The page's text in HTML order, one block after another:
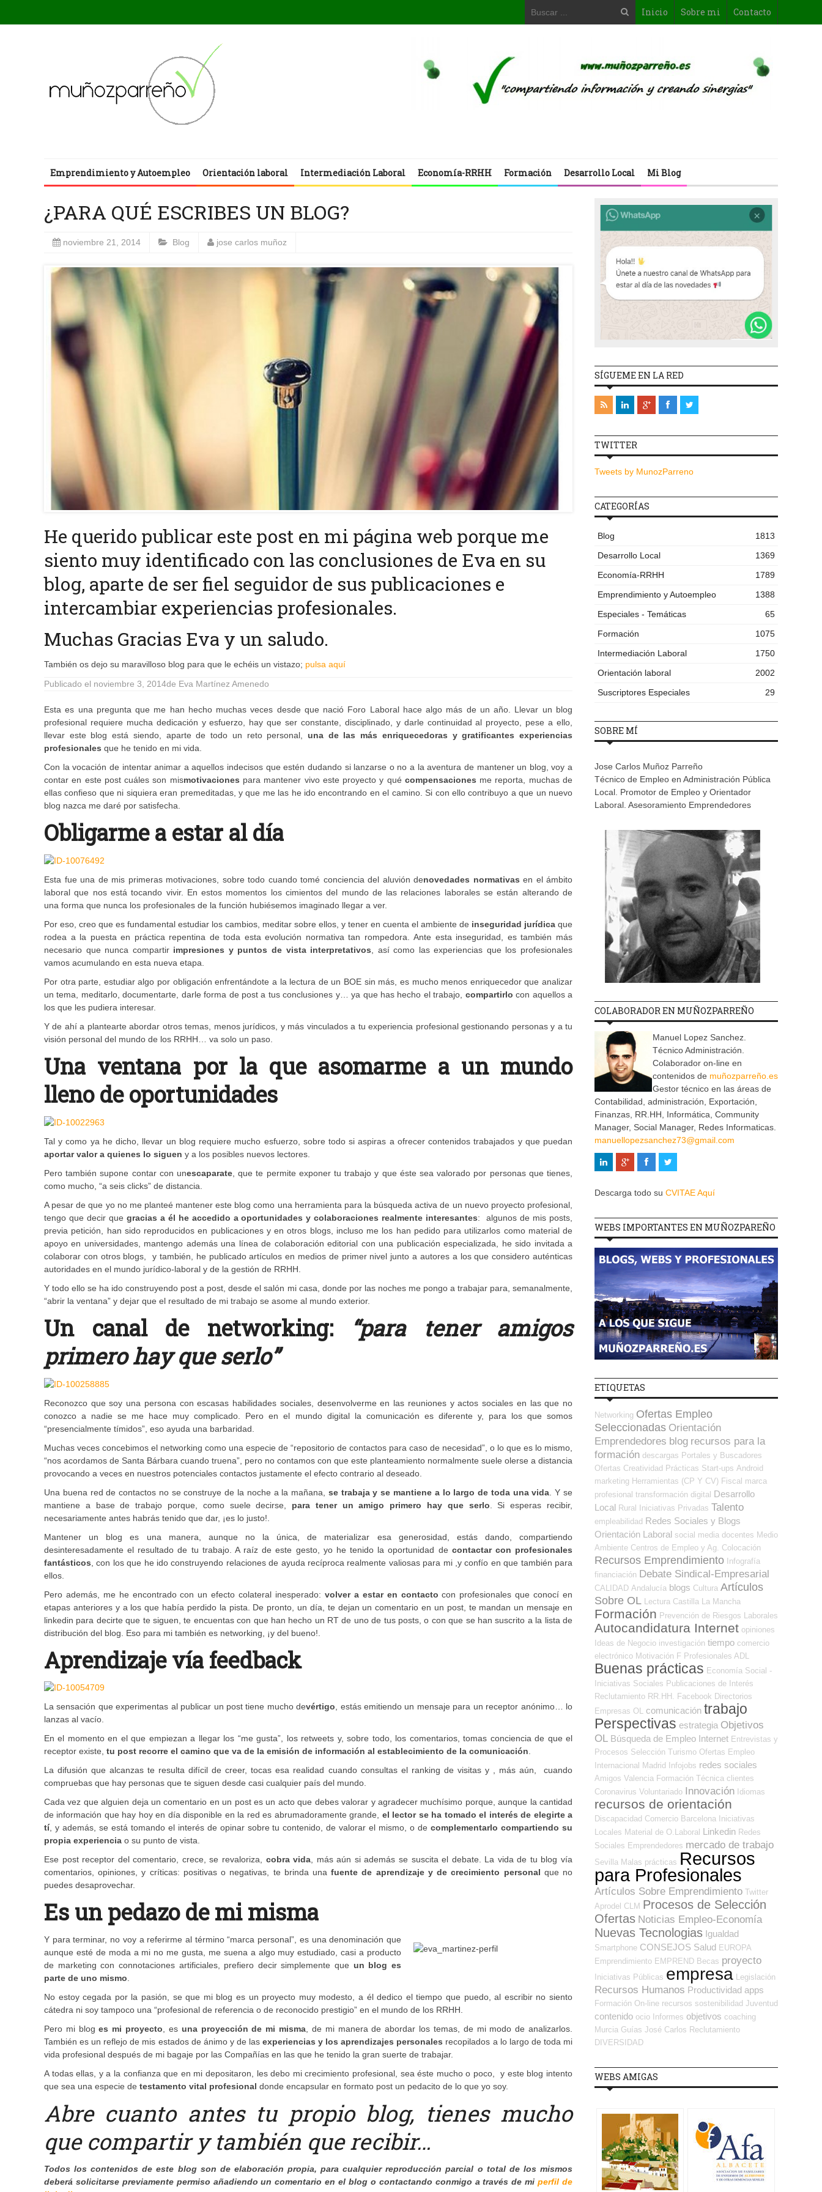
Inicio Sobre mi Contacto
Emprendimiento y Autoempleo Orientación laboral Intermediación Laboral Economía-RRHH Formación Desarrollo Local Mi Blog
¿PARA QUÉ ESCRIBES UN BLOG?
noviembre 21, 2014 Blog jose carlos muñoz
He querido publicar este post en mi página web porque me
siento muy identificado con las conclusiones de Eva en su
blog, aparte de ser fiel seguidor de sus publicaciones e
intercambiar experiencias profesionales.
Muchas Gracias Eva y un saludo.
También os dejo su maravilloso blog para que le echéis un vistazo; pulsa aquí
Publicado el noviembre 3, 2014de Eva Martínez Amenedo
Esta es una pregunta que me han hecho muchas veces desde que nació Foro Laboral hace algo más de un año. Llevar un blog
profesional requiere mucha dedicación y esfuerzo, hay que ser constante, disciplinado, y darle continuidad al proyecto, pese a ello,
llevar este blog está siendo, aparte de todo un reto personal, una de las más enriquecedoras y gratificantes experiencias
profesionales que he tenido en mi vida.
Con la vocación de intentar animar a aquellos indecisos que estén dudando si lanzarse o no a la aventura de mantener un blog, voy a
contar en este post cuáles son mismotivaciones para mantener vivo este proyecto y qué compensaciones me reporta, muchas de
ellas confieso que ni siquiera eran premeditadas, y que me las he ido encontrando en el camino. Si con ello contribuyo a que un nuevo
blog nazca me daré por satisfecha.
Obligarme a estar al día
Esta fue una de mis primeras motivaciones, sobre todo cuando tomé conciencia del aluvión denovedades normativas en el ámbito
laboral que nos está tocando vivir. En estos momentos los cimientos del mundo de las relaciones laborales se están alterando de
una forma que nunca los profesionales de la función hubiésemos imaginado llegar a ver.
Por eso, creo que es fundamental estudiar los cambios, meditar sobre ellos, y tener en cuenta el ambiente de inseguridad jurídica que
rodea a la puesta en práctica repentina de toda esta evolución normativa tan rompedora. Ante esta inseguridad, es también más
necesario que nunca compartirimpresiones y puntos de vista interpretativos , así como las experiencias que los profesionales
vamos acumulando en esta nueva etapa.
Por otra parte, estudiar algo por obligación enfrentándote a la lectura de un BOE sin más, es mucho menos enriquecedor que analizar
un tema, meditarlo, documentarte, darle forma de post a tus conclusiones y… ya que has hecho el trabajo, compartirlo con aquellos a
los que les pudiera interesar.
Y de ahí a plantearte abordar otros temas, menos jurídicos, y más vinculados a tu experiencia profesional gestionando personas y a tu
visión personal del mundo de los RRHH… va solo un paso.
Una ventana por la que asomarme a un mundo
lleno de oportunidades
Tal y como ya he dicho, llevar un blog requiere mucho esfuerzo, sobre todo si aspiras a ofrecer contenidos trabajados y que puedan
aportar valor a quienes lo siguen y a los posibles nuevos lectores.
Pero también supone contar con unescaparate , que te permite exponer tu trabajo y que éste sea valorado por personas que tienes,
como mucho, “a seis clicks” de distancia.
A pesar de que yo no me planteé mantener este blog como una herramienta para la búsqueda activa de un nuevo proyecto profesional,
tengo que decir que gracias a él he accedido a oportunidades y colaboraciones realmente interesantes: algunos de mis posts,
previa petición, han sido reproducidos en publicaciones y en otros blogs, incluso me los han pedido para utilizarlos como material de
apoyo en universidades, mantengo además una línea de colaboración editorial con una publicación especializada, he sido invitada a
colaborar con otros blogs, y también, he publicado artículos en medios de primer nivel junto a autores a los que considero auténticas
autoridades en el mundo jurídico-laboral y de la gestión de RRHH.
Y todo ello se ha ido construyendo post a post, desde el salón mi casa, donde por las noches me pongo a trabajar para, semanalmente,
“abrir la ventana” y dejar que el resultado de mi trabajo se asome al mundo exterior.
Un canal de networking:
“para tener amigos
primero hay que serlo”
Reconozco que soy una persona con escasas habilidades sociales, desenvolverme en las reuniones y actos sociales en las que no
conozco a nadie se me hace muy complicado. Pero en el mundo digital la comunicación es diferente y, para los que somos
“presencialmente tímidos”, eso ayuda una barbaridad.
Muchas veces concebimos el networking como una especie de “repositorio de contactos para caso de necesidad”, o lo que es lo mismo,
“nos acordamos de Santa Bárbara cuando truena”, pero no contamos con que este planteamiento normalmente suele olerse a distancia
provocando a veces en nuestros potenciales contactos justamente el efecto contrario al deseado.
Una buena red de contactos no se construye de la noche a la mañana, se trabaja y se mantiene a lo largo de toda una vida . Y se
mantiene a base de trabajo porque, como suele decirse, para tener un amigo primero hay que serlo . Si esperas recibir,
necesariamente antes habrás tenido que dar, ¡es lo justo!.
Mantener un blog es una manera, aunque no la única, de materializar esa generosidad, estás dando, compartiendo
desinteresadamente el resultado de tu trabajo. A raíz de este gesto, yo he tenido la oportunidad de contactar con profesionales
fantásticos , con los que he ido construyendo relaciones de ayuda recíproca realmente valiosas para mi ,y confío en que también para
ellos.
Pero además, me he encontrado con un efecto colateral inesperado: volver a estar en contacto con profesionales que conocí en
etapas anteriores y a los que había perdido la pista. De pronto, un día, te dejan un comentario en un post, te mandan un mensaje en
linkedin para decirte que te siguen, te encuentas con que han hecho un RT de uno de tus posts, o con que se han suscrito a la lista de
distribución del blog. Eso para mi también es networking, ¡y del bueno!.
Aprendizaje vía feedback
La sensación que experimentas al publicar un post tiene mucho devértigo, estás emitiendo un mensaje para un receptor anónimo… lo
lanzas al vacío.
En el momento en el que empiezan a llegar los “me gusta”, los retweets y, sobre todo, los comentarios, tomas conciencia de que el
receptor existe, tu post recorre el camino que va de la emisión de información al establecimiento de la comunicación.
La difusión que alcanzas te resulta difícil de creer, tocas esa realidad cuando consultas el ranking de visitas y , más aún, cuando
compruebas que hay personas que te siguen desde casi cualquier país del mundo.
Cada vez que alguien deja un comentario en un post es un acto que debes valorar y agradecer muchísimo porque, aunque la cantidad
de información que hay hoy en día disponible en la red es abrumadoramente grande, el lector se ha tomado el interés de elegirte a
tí, y además, se está tomando el interés de opinar sobre tu contenido, de valorar el mismo, o decomplementarlo compartiendo su
propia experiencia o su punto de vista.
Ese post receptor del comentario, crece, se revaloriza, cobra vida, más aún si además se suscita el debate. La vida de tu blog vía
comentarios, opiniones, y críticas: positivas o negativas, te brinda unafuente de aprendizaje y de crecimiento personal que no
puedes desaprovechar.
Es un pedazo de mi misma
Y para terminar, no voy a referirme al término “marca personal”, es una denominación que
aunque esté de moda a mi no me gusta, me suena a algo muy estudiado, casi a producto
de marketing con connotaciones artificiales, prefiero decir simplemente que un blog es
parte de uno mismo.
No estoy cegada por la pasión, se que mi blog es un proyecto muy modesto, a él dedico el tiempo que puedo, al escribir no siento
cátedra ni soy tampoco una “profesional de referencia o de reconocido prestigio” en el mundo de los RRHH.
Pero mi bloges mi proyecto, es una proyección de mi misma, de mi manera de abordar los temas, de mi modo de analizarlos.
También es un reflejo de mis estados de ánimo y de lasexperiencias y los aprendizajes personales recopilados a lo largo de toda mi
vida profesional después de mi bagaje por las Compañías en las que he tenido la gran suerte de trabajar.
A todas ellas, y a la confianza que en mi depositaron, les debo mi crecimiento profesional, sea éste mucho o poco, y este blog intento
que sea una especie de testamento vital profesional donde encapsular en formato post un pedacito de lo que yo soy.
Abre cuanto antes tu propio blog, tienes mucho
que compartir y también que recibir…
Todos los contenidos de este blog son de elaboración propia, para cualquier reproducción parcial o total de los mismos
deberá solicitarse previamente permiso añadiendo un comentario en el blog o contactando conmigo a través de miperfil de
SÍGUEME EN LA RED
TWITTER
Tweets by MunozParreno
CATEGORÍAS
Blog
1813
Desarrollo Local
1369
Economía-RRHH
1789
Emprendimiento y Autoempleo
1388
Especiales - Temáticas
65
Formación
1075
Intermediación Laboral
1750
Orientación laboral
2002
Suscriptores Especiales
29
SOBRE MÍ
Jose Carlos Muñoz Parreño
Técnico de Empleo en Administración Pública
Local. Promotor de Empleo y Orientador
Laboral. Asesoramiento Emprendedores
COLABORADOR EN MUÑOZPARREÑO
Manuel Lopez Sanchez.
Técnico Administración.
Colaborador on-line en
contenidos de muñozparreño.es
Gestor técnico en las áreas de
Contabilidad, administración, Exportación,
Finanzas, RR.HH, Informática, Community
Manager, Social Manager, Redes Informaticas.
manuellopezsanchez73@gmail.com
Descarga todo su CVITAE Aquí
WEBS IMPORTANTES EN MUÑOZPAREÑO
ETIQUETAS
Networking Ofertas Empleo
Seleccionadas Orientación
Emprendedores blog recursos para la
formación descargas Portales y Buscadores
Ofertas Creatividad Prácticas Start-ups Android
marketing Herramientas (CP Y CV) Fiscal marca
profesional transformación digital Desarrollo
Local Rural Iniciativas Privadas Talento
empleabilidad Redes Sociales y Blogs
Orientación Laboral social media docentes Medio
Ambiente Centros de Empleo y Ag. Colocación
Recursos Emprendimiento Infografía
financiación Debate Sindical-Empresarial
CALIDAD Andalucía blogs Cultura Artículos
Sobre OL
Lectura Castilla La Mancha
Formación Prevención de Riesgos Laborales
Autocandidatura Internet opiniones
Ideas de Negocio investigación tiempo comercio
electrónico Motivación F Profesionales ADL
Buenas prácticas Economía Social -
Iniciativas Sociales Publicaciones de Interés
Reclutamiento RR.HH.
Facebook Directorios
Empresas OL
comunicación trabajo
Perspectivas estrategia Objetivos
OL Búsqueda de Empleo Internet Entrevistas y
Procesos Selección Turismo Ofertas Empleo
Internacional
Madrid Infojobs redes sociales
Amigos Valencia Formación Técnica clientes
Coronavirus Voluntariado Innovación Idiomas
recursos de orientación
Discapacidad Comercio Barcelona
Iniciativas
Locales Material de O.Laboral Linkedin Redes
Sociales Emprendedores mercado de trabajo
Sevilla Malas prácticas Recursos
para Profesionales
Artículos Sobre Emprendimiento Twitter
Aprodel CLM Procesos de Selección
Ofertas Noticias Empleo-Economía
Nuevas Tecnologias Igualdad
Smartphone CONSEJOS Salud EUROPA
Emprendimiento EMPREND Becas proyecto
Iniciativas Públicas empresa Legislación
Recursos Humanos Productividad apps
Formación On-line recursos sostenibilidad Juventud
contenido ocio Informes objetivos coaching
Murcia Guías José Carlos Reclutamiento
DIVERSIDAD
WEBS AMIGAS